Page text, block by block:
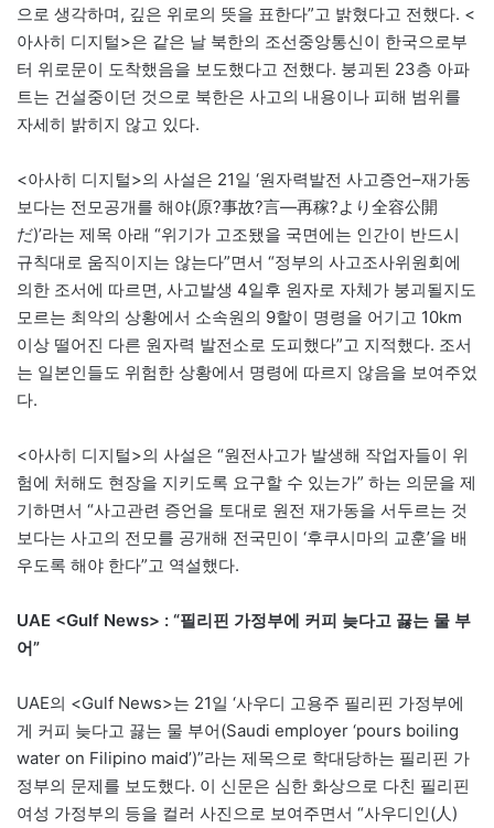
으로 생각하며, 깊은 위로의 뜻을 표한다”고 밝혔다고 전했다. <
아사히 디지털>은 같은 날 북한의 조선중앙통신이 한국으로부
터 위로문이 도착했음을 보도했다고 전했다. 붕괴된 23층 아파
트는 건설중이던 것으로 북한은 사고의 내용이나 피해 범위를
자세히 밝히지 않고 있다.
<아사히 디지털>의 사설은 21일 ‘원자력발전 사고증언–재가동
보다는 전모공개를 해야(原?事故?言―再稼?より全容公開
だ)’라는 제목 아래 “위기가 고조됐을 국면에는 인간이 반드시
규칙대로 움직이지는 않는다”면서 “정부의 사고조사위원회에
의한 조서에 따르면, 사고발생 4일후 원자로 자체가 붕괴될지도
모르는 최악의 상황에서 소속원의 9할이 명령을 어기고 10km
이상 떨어진 다른 원자력 발전소로 도피했다”고 지적했다. 조서
는 일본인들도 위험한 상황에서 명령에 따르지 않음을 보여주었
다.
<아사히 디지털>의 사설은 “원전사고가 발생해 작업자들이 위
험에 처해도 현장을 지키도록 요구할 수 있는가” 하는 의문을 제
기하면서 “사고관련 증언을 토대로 원전 재가동을 서두르는 것
보다는 사고의 전모를 공개해 전국민이 ‘후쿠시마의 교훈’을 배
우도록 해야 한다”고 역설했다.
UAE <Gulf News> : “필리핀 가정부에 커피 늦다고 끓는 물 부
어”
UAE의 <Gulf News>는 21일 ‘사우디 고용주 필리핀 가정부에
게 커피 늦다고 끓는 물 부어(Saudi employer ‘pours boiling
water on Filipino maid’)”라는 제목으로 학대당하는 필리핀 가
정부의 문제를 보도했다. 이 신문은 심한 화상으로 다친 필리핀
여성 가정부의 등을 컬러 사진으로 보여주면서 “사우디인(人)